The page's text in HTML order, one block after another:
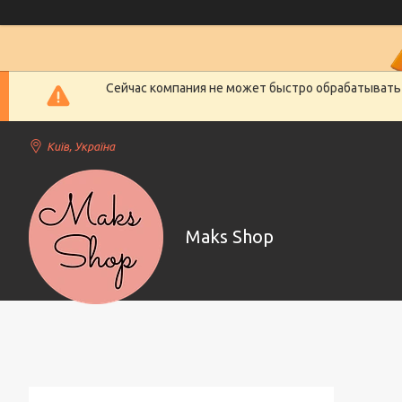
Сейчас компания не может быстро
Київ, Україна
Maks Shop